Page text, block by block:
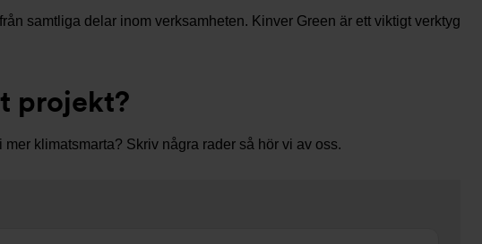
samtliga delar inom verksamheten. Kinver Green är ett viktigt verktyg
projekt?
klimatsmarta? Skriv några rader så hör vi av oss.